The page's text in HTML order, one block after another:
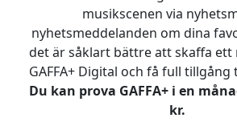
musikscenen via
nyhetsmeddelanden om dina
det är såklart bättre att skaffa ett
GAFFA+ Digital och få full tillgång
Du kan prova GAFFA+ i en
kr.